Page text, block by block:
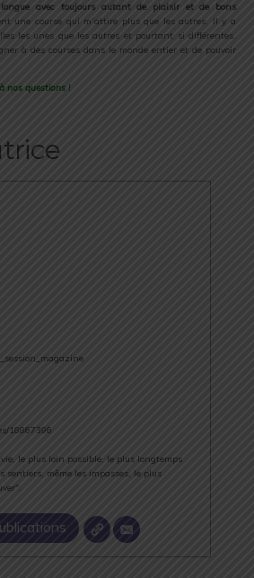
longue avec toujours autant de plaisir et de bons
une course qui m’attire plus que les autres. Il y a
les unes que les autres et pourtant si différentes.
à des courses dans le monde entier et de pouvoir
nos questions !
18867396
le plus loin possible, le plus longtemps
sentiers, même les impasses, le plus